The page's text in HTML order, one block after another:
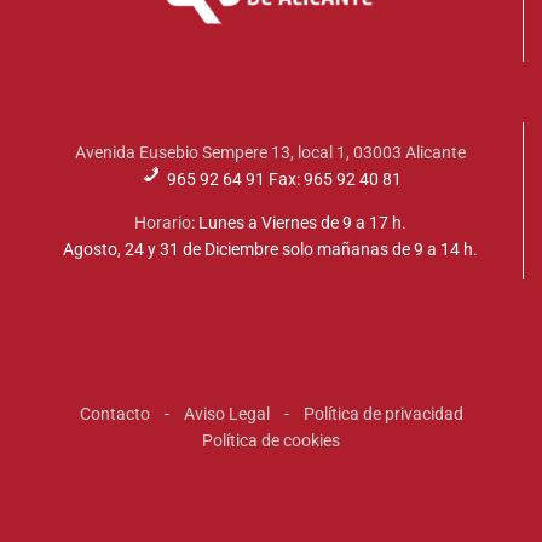
Avenida Eusebio Sempere 13, local 1, 03003 Alicante
965 92 64 91 Fax: 965 92 40 81
Horario: Lunes a Viernes de 9 a 17 h.
Agosto, 24 y 31 de Diciembre solo mañanas de 9 a 14 h.
Contacto- Aviso Legal - Política de privacidad
Política de cookies